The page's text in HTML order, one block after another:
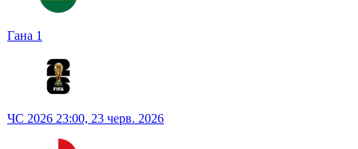
Гана 1
ЧС 2026 23:00, 23 черв. 2026